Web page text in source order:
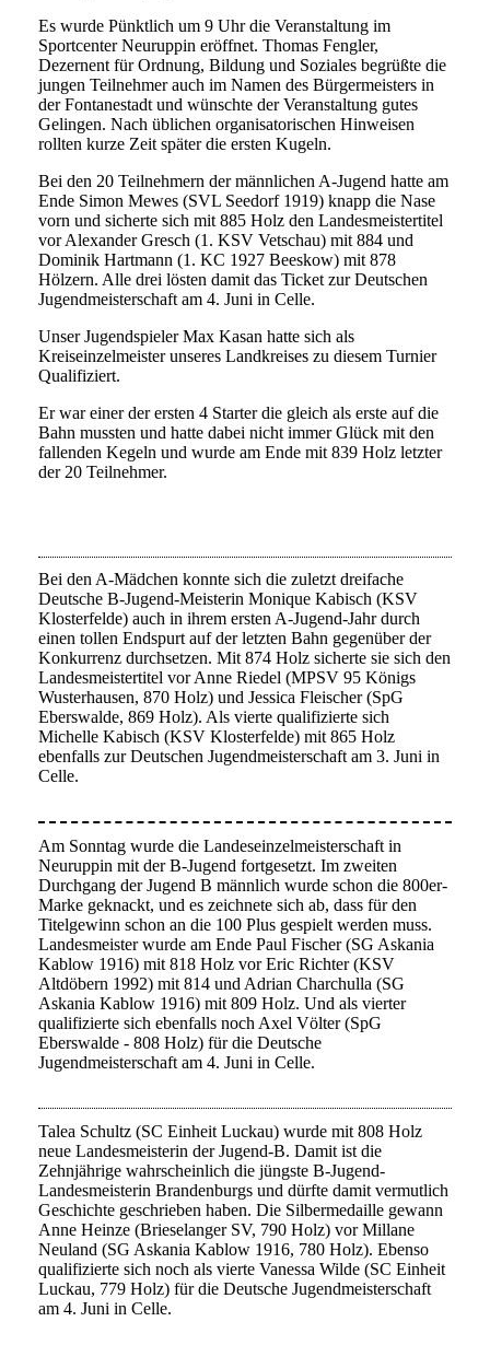
Es wurde Pünktlich um 9 Uhr die Veranstaltung im
Sportcenter Neuruppin eröffnet. Thomas Fengler,
Dezernent für Ordnung, Bildung und Soziales begrüßte die
jungen Teilnehmer auch im Namen des Bürgermeisters in
der Fontanestadt und wünschte der Veranstaltung gutes
Gelingen. Nach üblichen organisatorischen Hinweisen
rollten kurze Zeit später die ersten Kugeln.
Bei den 20 Teilnehmern der männlichen A-Jugend hatte am
Ende Simon Mewes (SVL Seedorf 1919) knapp die Nase
vorn und sicherte sich mit 885 Holz den Landesmeistertitel
vor Alexander Gresch (1. KSV Vetschau) mit 884 und
Dominik Hartmann (1. KC 1927 Beeskow) mit 878
Hölzern. Alle drei lösten damit das Ticket zur Deutschen
Jugendmeisterschaft am 4. Juni in Celle.
Unser Jugendspieler Max Kasan hatte sich als
Kreiseinzelmeister unseres Landkreises zu diesem Turnier
Qualifiziert.
Er war einer der ersten 4 Starter die gleich als erste auf die
Bahn mussten und hatte dabei nicht immer Glück mit den
fallenden Kegeln und wurde am Ende mit 839 Holz letzter
der 20 Teilnehmer.
Bei den A-Mädchen konnte sich die zuletzt dreifache
Deutsche B-Jugend-Meisterin Monique Kabisch (KSV
Klosterfelde) auch in ihrem ersten A-Jugend-Jahr durch
einen tollen Endspurt auf der letzten Bahn gegenüber der
Konkurrenz durchsetzen. Mit 874 Holz sicherte sie sich den
Landesmeistertitel vor Anne Riedel (MPSV 95 Königs
Wusterhausen, 870 Holz) und Jessica Fleischer (SpG
Eberswalde, 869 Holz). Als vierte qualifizierte sich
Michelle Kabisch (KSV Klosterfelde) mit 865 Holz
ebenfalls zur Deutschen Jugendmeisterschaft am 3. Juni in
Celle.
Am Sonntag wurde die Landeseinzelmeisterschaft in
Neuruppin mit der B-Jugend fortgesetzt. Im zweiten
Durchgang der Jugend B männlich wurde schon die 800er-
Marke geknackt, und es zeichnete sich ab, dass für den
Titelgewinn schon an die 100 Plus gespielt werden muss.
Landesmeister wurde am Ende Paul Fischer (SG Askania
Kablow 1916) mit 818 Holz vor Eric Richter (KSV
Altdöbern 1992) mit 814 und Adrian Charchulla (SG
Askania Kablow 1916) mit 809 Holz. Und als vierter
qualifizierte sich ebenfalls noch Axel Völter (SpG
Eberswalde - 808 Holz) für die Deutsche
Jugendmeisterschaft am 4. Juni in Celle.
Talea Schultz (SC Einheit Luckau) wurde mit 808 Holz
neue Landesmeisterin der Jugend-B. Damit ist die
Zehnjährige wahrscheinlich die jüngste B-Jugend-
Landesmeisterin Brandenburgs und dürfte damit vermutlich
Geschichte geschrieben haben. Die Silbermedaille gewann
Anne Heinze (Brieselanger SV, 790 Holz) vor Millane
Neuland (SG Askania Kablow 1916, 780 Holz). Ebenso
qualifizierte sich noch als vierte Vanessa Wilde (SC Einheit
Luckau, 779 Holz) für die Deutsche Jugendmeisterschaft
am 4. Juni in Celle.